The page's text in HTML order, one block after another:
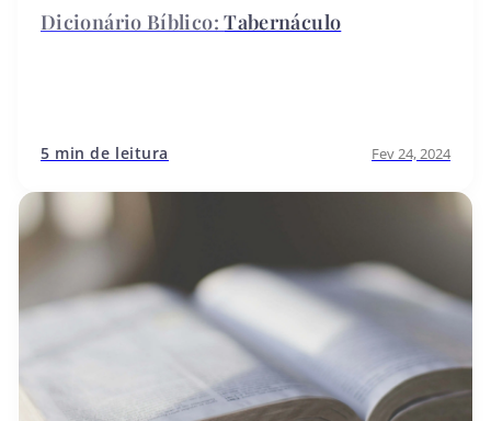
Tabernáculo
5 min de leitura Fev 24, 2024